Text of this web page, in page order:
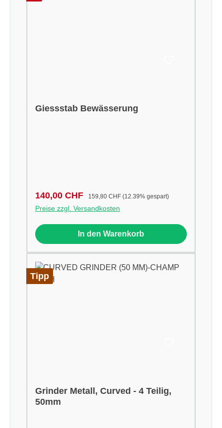
Giessstab Bewässerung
Verkaufspreis:
140,00 CHF Regulärer Preis:
159,80 CHF (12.39% gespart)
Preise zzgl. Versandkosten
In den Warenkorb
Tipp
Grinder Metall, Curved - 4 Teilig,
50mm